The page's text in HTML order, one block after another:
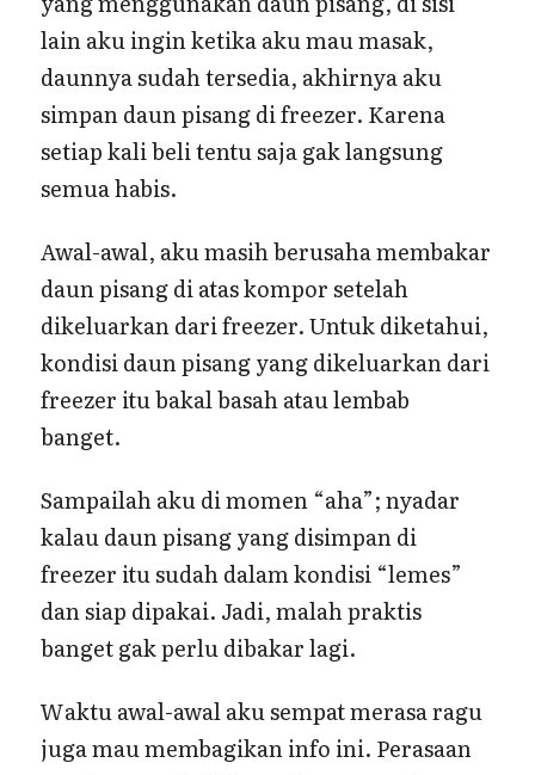
lain aku ingin ketika aku mau masak,
daunnya sudah tersedia, akhirnya aku
simpan daun pisang di freezer. Karena
setiap kali beli tentu saja gak langsung
semua habis.
Awal-awal, aku masih berusaha membakar
daun pisang di atas kompor setelah
dikeluarkan dari freezer. Untuk diketahui,
kondisi daun pisang yang dikeluarkan dari
freezer itu bakal basah atau lembab
banget.
Sampailah aku di momen “aha”; nyadar
kalau daun pisang yang disimpan di
freezer itu sudah dalam kondisi “lemes”
dan siap dipakai. Jadi, malah praktis
banget gak perlu dibakar lagi.
Waktu awal-awal aku sempat merasa ragu
juga mau membagikan info ini. Perasaan